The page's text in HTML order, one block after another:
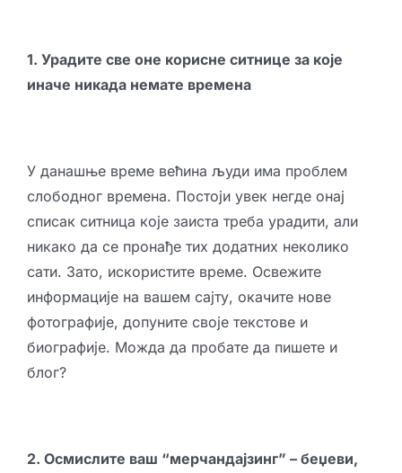
1. Урадите све оне корисне ситнице за које
иначе никада немате времена
У данашње време већина људи има проблем
слободног времена. Постоји увек негде онај
списак ситница које заиста треба урадити, али
никако да се пронађе тих додатних неколико
сати. Зато, искористите време. Освежите
информације на вашем сајту, окачите нове
фотографије, допуните своје текстове и
биографије. Можда да пробате да пишете и
блог?
2. Осмислите ваш “мерчандајзинг” – беџеви,